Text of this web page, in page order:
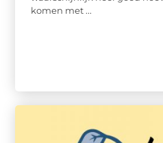
komen met ...